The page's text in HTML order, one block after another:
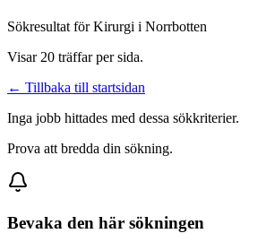
Sökresultat förKirurgi i Norrbotten
Visar 20 träffar per sida.
← Tillbaka till startsidan
Inga jobb hittades med dessa sökkriterier.
Prova att bredda din sökning.
Bevaka den här sökningen